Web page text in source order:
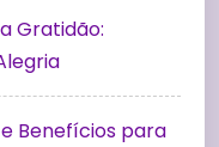
Gratidão:
Benefícios para